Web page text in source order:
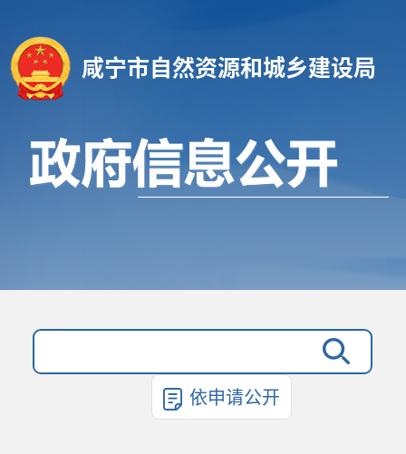
咸宁市自然资源和城乡建设局
依申请公开